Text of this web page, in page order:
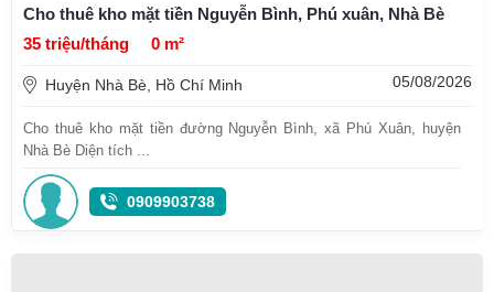
Cho thuê kho mặt tiền Nguyễn Bình, Phú xuân, Nhà Bè
35 triệu/tháng
0 m²
Huyện Nhà Bè, Hồ Chí Minh 05/08/2026
Cho thuê kho mặt tiền đường Nguyễn Bình, xã Phú Xuân, huyện
Nhà Bè Diện tích ...
0909903738